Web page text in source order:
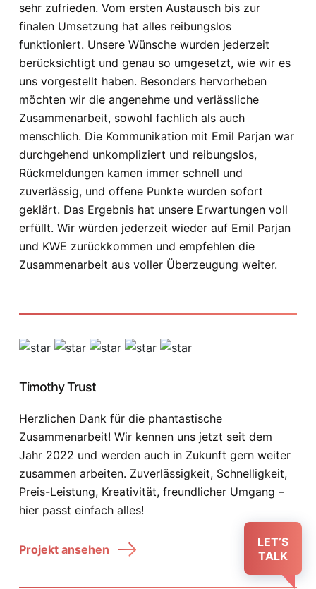
sehr zufrieden. Vom ersten Austausch bis zur
finalen Umsetzung hat alles reibungslos
funktioniert. Unsere Wünsche wurden jederzeit
berücksichtigt und genau so umgesetzt, wie wir es
uns vorgestellt haben. Besonders hervorheben
möchten wir die angenehme und verlässliche
Zusammenarbeit, sowohl fachlich als auch
menschlich. Die Kommunikation mit Emil Parjan war
durchgehend unkompliziert und reibungslos,
Rückmeldungen kamen immer schnell und
zuverlässig, und offene Punkte wurden sofort
geklärt. Das Ergebnis hat unsere Erwartungen voll
erfüllt. Wir würden jederzeit wieder auf Emil Parjan
und KWE zurückkommen und empfehlen die
Zusammenarbeit aus voller Überzeugung weiter.
Timothy Trust
Herzlichen Dank für die phantastische
Zusammenarbeit! Wir kennen uns jetzt seit dem
Jahr 2022 und werden auch in Zukunft gern weiter
zusammen arbeiten. Zuverlässigkeit, Schnelligkeit,
Preis-Leistung, Kreativität, freundlicher Umgang –
hier passt einfach alles!
Projekt ansehen
LET’S
TALK